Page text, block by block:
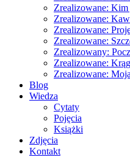
Zrealizowane: Kim
Zrealizowane:
Zrealizowane:
Zrealizowane:
Zrealizowany:
Zrealizowane:
Zrealizowane:
Blog
Wiedza
Cytaty
Pojęcia
Książki
Zdjęcia
Kontakt